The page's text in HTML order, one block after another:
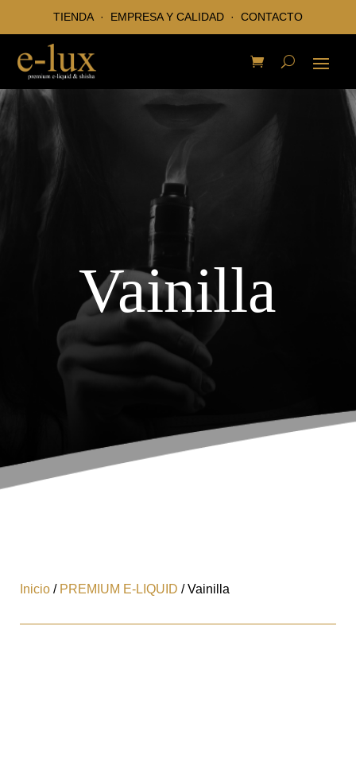
TIENDA · EMPRESA Y CALIDAD · CONTACTO
Vainilla
Inicio / PREMIUM E-LIQUID / Vainilla